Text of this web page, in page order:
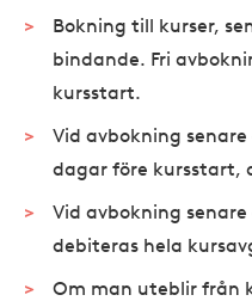
Bokning till kurser,
bindande. Fri
kursstart.
Vid avbokning
dagar före kursstart,
Vid avbokning
debiteras hela
Om man uteblir från